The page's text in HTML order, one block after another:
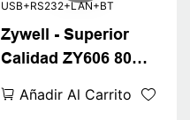
Zywell - Superior
Calidad ZY606 80
Impresión de boleto
Añadir Al Carrito